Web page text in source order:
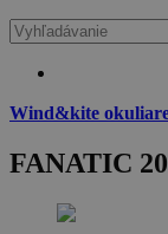
Wind&kite
FANATIC